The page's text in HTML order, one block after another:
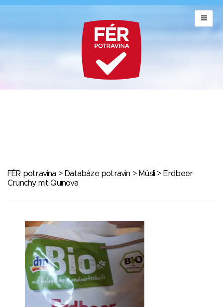
FÉR potravina > Databáze potravin > Müsli > Erdbeer
Crunchy mit Quinova